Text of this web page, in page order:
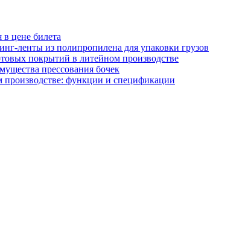
в цене билета
ленты из полипропилена для упаковки грузов
покрытий в литейном производстве
прессования бочек
функции и спецификации